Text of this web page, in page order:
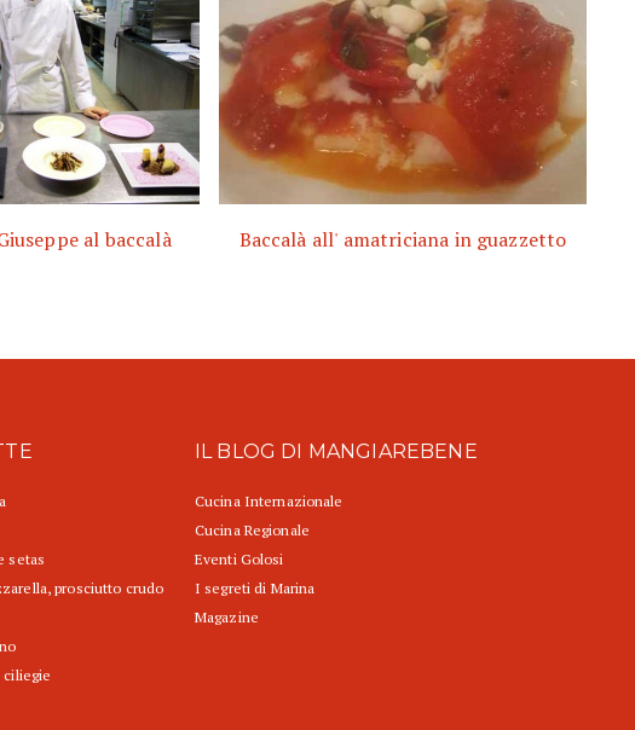
al baccalà Baccalà all' amatriciana in guazzetto
setas
prosciutto crudo
ciliegie
IL BLOG DI MANGIAREBENE
Cucina Internazionale
Cucina Regionale
Eventi Golosi
I segreti di Marina
Magazine